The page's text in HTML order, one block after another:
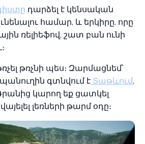
դարձել է կենսական
համար, և երկիրը, որը
ռելիեֆով, շատ բան ունի
թռչնի պես։ Զարմացնեմ՝
գտնվում է Տաթևում,
կարող եք ցատկել
լեռների թարմ օդը։